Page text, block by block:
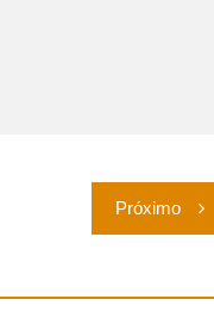
Próximo